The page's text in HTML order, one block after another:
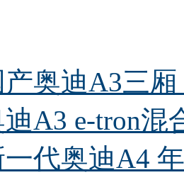
奥迪A3三
A3 e-tron混
代奥迪A4